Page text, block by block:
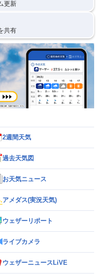
更新
共有
2週間天気
過去天気図
お天気ニュース
アメダス(実況天気)
ウェザーリポート
ライブカメラ
ウェザーニュースLiVE